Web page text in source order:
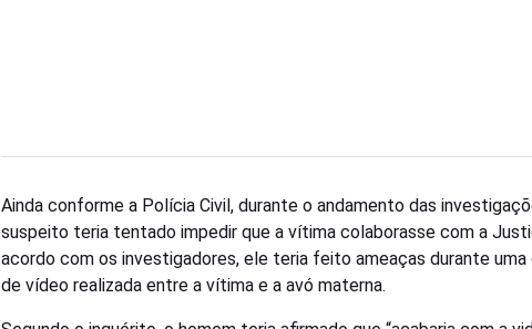
Ainda conforme a Polícia Civil, durante o andamento das
suspeito teria tentado impedir que a vítima colaborasse com a
acordo com os investigadores, ele teria feito ameaças durante uma
de vídeo realizada entre a vítima e a avó materna.